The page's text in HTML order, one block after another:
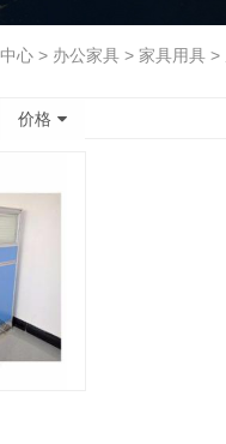
心 > 办公家具 > 家具用具 >
价格